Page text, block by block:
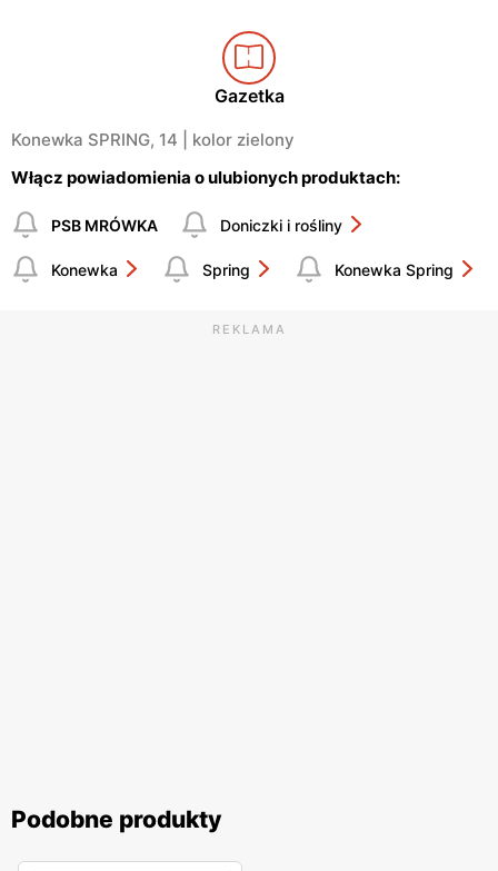
Gazetka
Konewka SPRING, 14 | kolor zielony
Włącz powiadomienia o ulubionych produktach:
PSB MRÓWKA Doniczki i rośliny
Konewka Spring Konewka Spring
REKLAMA
Podobne produkty